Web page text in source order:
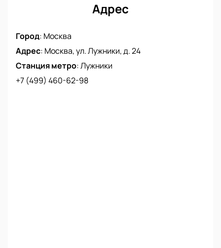
Адрес
Город: Москва
Адрес: Москва, ул. Лужники, д. 24
Станция метро:Лужники
+7 (499) 460-62-98